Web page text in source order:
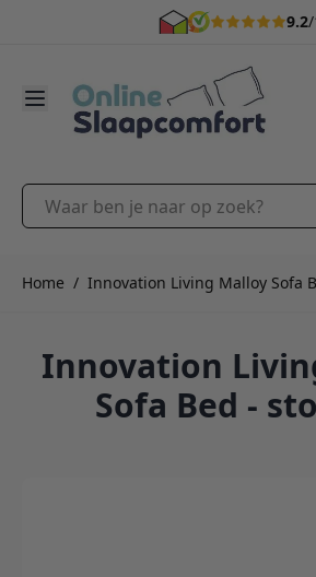
9.2
Waar ben je naar op zoek?
Home / Innovation Living Malloy Sofa
Innovation
Sofa Bed -